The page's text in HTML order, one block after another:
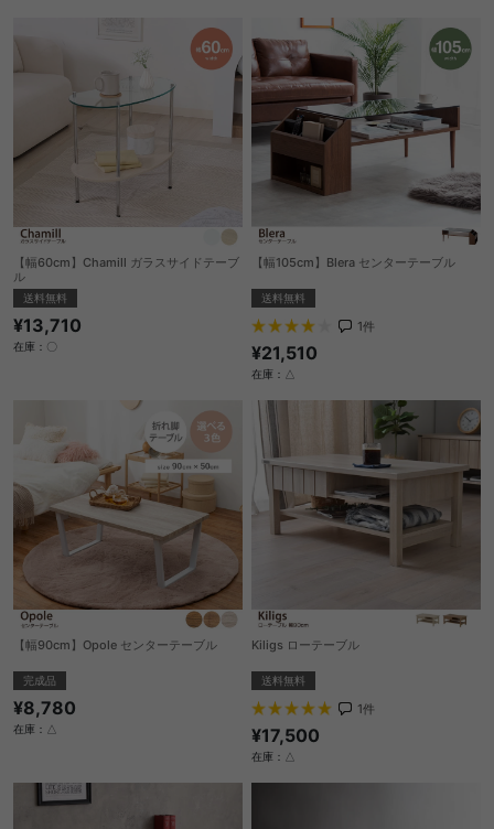
【幅60cm】Chamill ガラスサイドテーブ
ル
送料無料
¥13,710
在庫：〇
【幅105cm】Blera センターテーブル
送料無料
1件
¥21,510
在庫：△
【幅90cm】Opole センターテーブル
完成品
¥8,780
在庫：△
Kiligs ローテーブル
送料無料
1件
¥17,500
在庫：△